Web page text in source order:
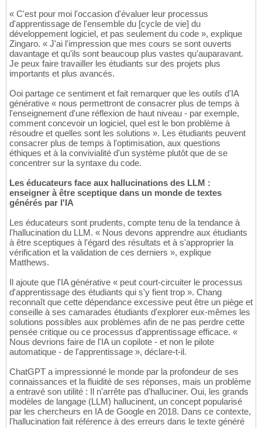
« C'est pour moi l'occasion d'évaluer leur processus
d'apprentissage de l'ensemble du [cycle de vie] du
développement logiciel, et pas seulement du code », explique
Zingaro. « J'ai l'impression que mes cours se sont ouverts
davantage et qu'ils sont beaucoup plus vastes qu'auparavant.
Je peux faire travailler les étudiants sur des projets plus
importants et plus avancés.
Ooi partage ce sentiment et fait remarquer que les outils d'IA
générative « nous permettront de consacrer plus de temps à
l'enseignement d'une réflexion de haut niveau - par exemple,
comment concevoir un logiciel, quel est le bon problème à
résoudre et quelles sont les solutions ». Les étudiants peuvent
consacrer plus de temps à l'optimisation, aux questions
éthiques et à la convivialité d'un système plutôt que de se
concentrer sur la syntaxe du code.
Les éducateurs face aux hallucinations des LLM :
enseigner à être sceptique dans un monde de textes
générés par l'IA
Les éducateurs sont prudents, compte tenu de la tendance à
l'hallucination du LLM. « Nous devons apprendre aux étudiants
à être sceptiques à l'égard des résultats et à s'approprier la
vérification et la validation de ces derniers », explique
Matthews.
Il ajoute que l'IA générative « peut court-circuiter le processus
d'apprentissage des étudiants qui s'y fient trop ». Chang
reconnaît que cette dépendance excessive peut être un piège et
conseille à ses camarades étudiants d'explorer eux-mêmes les
solutions possibles aux problèmes afin de ne pas perdre cette
pensée critique ou ce processus d'apprentissage efficace. «
Nous devrions faire de l'IA un copilote - et non le pilote
automatique - de l'apprentissage », déclare-t-il.
ChatGPT a impressionné le monde par la profondeur de ses
connaissances et la fluidité de ses réponses, mais un problème
a entravé son utilité : Il n'arrête pas d'halluciner. Oui, les grands
modèles de langage (LLM) hallucinent, un concept popularisé
par les chercheurs en IA de Google en 2018. Dans ce contexte,
l'hallucination fait référence à des erreurs dans le texte généré